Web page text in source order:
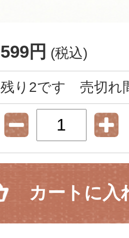
599円 (税込)
残り2です 売切れ
カートに入